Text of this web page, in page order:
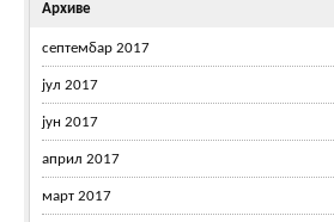
Архиве
септембар 2017
јул 2017
јун 2017
април 2017
март 2017